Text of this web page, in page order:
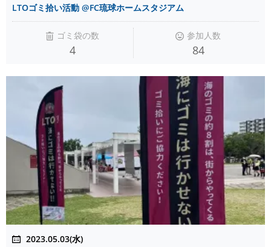
LTOゴミ拾い活動 @FC琉球ホームスタジアム
ゴミ袋の数
4
参加人数
84
2023.05.03(水)